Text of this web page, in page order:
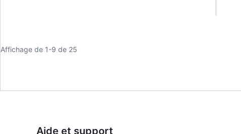
Affichage de 1-9 de 25
Aide et support